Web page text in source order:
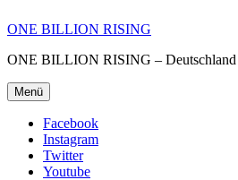
ONE BILLION RISING
ONE BILLION RISING – Deutschland
Menü
Facebook
Instagram
Twitter
Youtube